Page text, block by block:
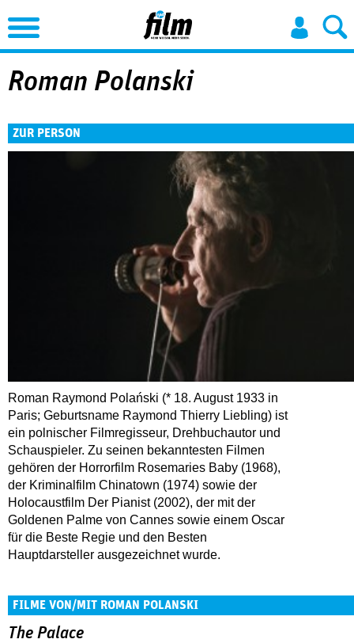
Jump to Navigation
Roman Polanski
ZUR PERSON
Roman Raymond Polański (* 18. August 1933 in
Paris; Geburtsname Raymond Thierry Liebling) ist
ein polnischer Filmregisseur, Drehbuchautor und
Schauspieler. Zu seinen bekanntesten Filmen
gehören der Horrorfilm Rosemaries Baby (1968),
der Kriminalfilm Chinatown (1974) sowie der
Holocaustfilm Der Pianist (2002), der mit der
Goldenen Palme von Cannes sowie einem Oscar
für die Beste Regie und den Besten
Hauptdarsteller ausgezeichnet wurde.
FILME VON/MIT ROMAN POLANSKI
The Palace